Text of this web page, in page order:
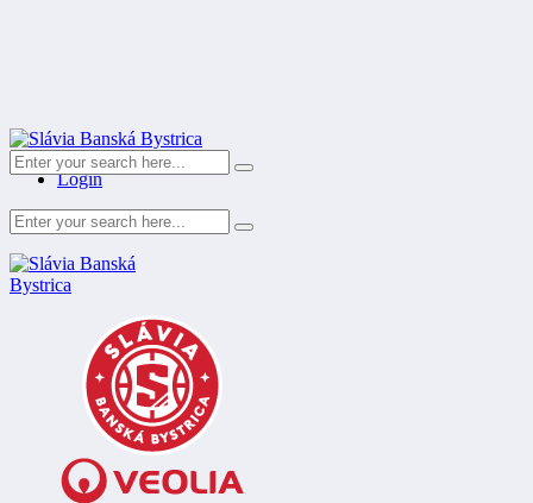
Register
Login